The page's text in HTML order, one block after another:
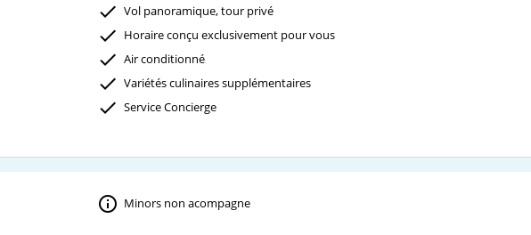
Vol panoramique, tour privé
Horaire conçu exclusivement pour vous
Air conditionné
Variétés culinaires supplémentaires
Service Concierge
Minors non acompagne